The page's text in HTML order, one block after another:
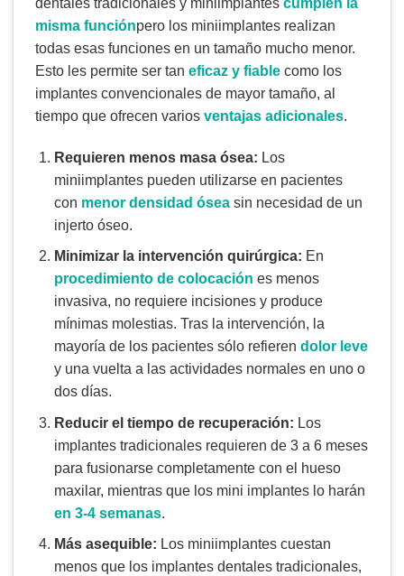
dentales tradicionales y miniimplantes cumplen la
misma funciónpero los miniimplantes realizan
todas esas funciones en un tamaño mucho menor.
Esto les permite ser tan eficaz y fiable como los
implantes convencionales de mayor tamaño, al
tiempo que ofrecen varios ventajas adicionales.
Requieren menos masa ósea: Los
miniimplantes pueden utilizarse en pacientes
con menor densidad óseasin necesidad de un
injerto óseo.
Minimizar la intervención quirúrgica: En
procedimiento de colocación es menos
invasiva, no requiere incisiones y produce
mínimas molestias. Tras la intervención, la
mayoría de los pacientes sólo refieren dolor leve
y una vuelta a las actividades normales en uno o
dos días.
Reducir el tiempo de recuperación: Los
implantes tradicionales requieren de 3 a 6 meses
para fusionarse completamente con el hueso
maxilar, mientras que los mini implantes lo harán
en 3-4 semanas.
Más asequible: Los miniimplantes cuestan
menos que los implantes dentales tradicionales,